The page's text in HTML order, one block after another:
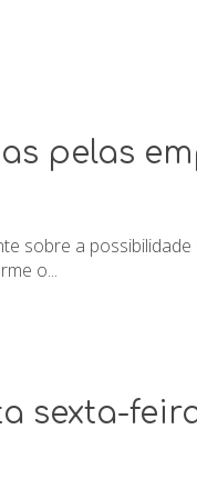
pelas
sobre a
o...
sexta-feira